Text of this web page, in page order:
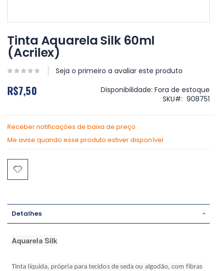
para
o
início
da
Galeria
imagens
Tinta Aquarela Silk 60ml
(Acrilex)
Seja o primeiro a avaliar este produto
R$7,50 Disponibilidade: Fora de estoque
SKU
908751
Receber notificações de baixa de preço
Me avise quando esse produto estiver disponível
Detalhes
Aquarela Silk
Tinta líquida, própria para tecidos de seda ou algodão, com fibras